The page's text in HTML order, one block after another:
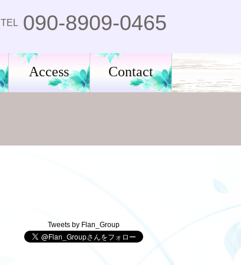
TEL 090-8909-0465
Access Contact
Tweets by Flan_Group